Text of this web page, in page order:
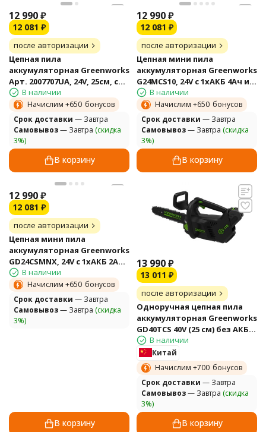
12 990₽
12 081 ₽
после авторизации
Цепная пила
аккумуляторная Greenworks
Арт. 2007707UA, 24V, 25см, c
1хАКБ 2Ач и ЗУ
В наличии
Начислим +650 бонусов
Cрок доставки — Завтра
Самовывоз— Завтра (скидка
3%)
В корзину
12 990₽
12 081 ₽
после авторизации
Цепная мини пила
аккумуляторная Greenworks
G24MCS10, 24V c 1хАКБ 4Ач и
ЗУ В наличии
Начислим +650 бонусов
Cрок доставки — Завтра
Самовывоз— Завтра (скидка
3%)
В корзину
12 990₽
12 081 ₽
после авторизации
Цепная мини пила
аккумуляторная Greenworks
GD24CSMNX, 24V c 1хАКБ 2Ач
и ЗУВ наличии
Начислим +650 бонусов
Cрок доставки — Завтра
Самовывоз— Завтра (скидка
3%)
В корзину
13 990₽
13 011 ₽
после авторизации
Одноручная цепная пила
аккумуляторная Greenworks
GD40TCS 40V (25 см) без АКБ и
ЗУ В наличии
Китай
Начислим +700 бонусов
Cрок доставки — Завтра
Самовывоз— Завтра (скидка
3%)
В корзину